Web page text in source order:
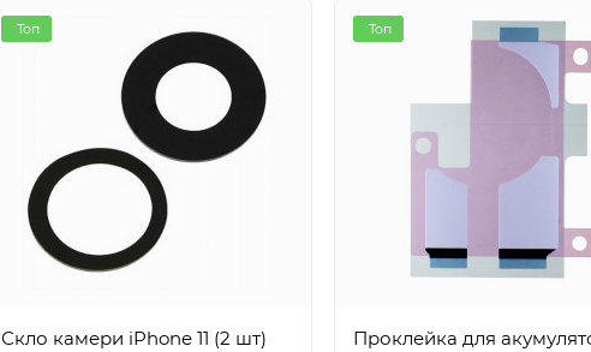
Топ
Скло камери iPhone 11 (2 шт)
Топ
Проклейка для